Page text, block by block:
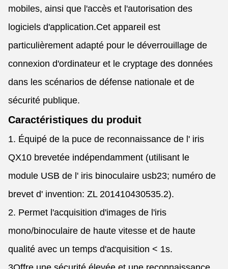
mobiles, ainsi que l'accès et l'autorisation des
logiciels d'application.Cet appareil est
particulièrement adapté pour le déverrouillage de
connexion d'ordinateur et le cryptage des données
dans les scénarios de défense nationale et de
sécurité publique.
Caractéristiques du produit
1. Équipé de la puce de reconnaissance de l' iris
QX10 brevetée indépendamment (utilisant le
module USB de l' iris binoculaire usb23; numéro de
brevet d' invention: ZL 201410430535.2).
2. Permet l'acquisition d'images de l'iris
mono/binoculaire de haute vitesse et de haute
qualité avec un temps d'acquisition < 1s.